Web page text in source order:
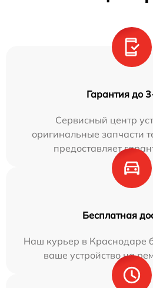
Гарантия до
Сервисный центр
оригинальные запчасти
предоставляет
Бесплатная
Наш курьер в Краснодаре
ваше устройство на